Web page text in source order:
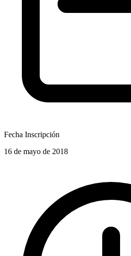
Fecha Inscripción
16 de mayo de 2018